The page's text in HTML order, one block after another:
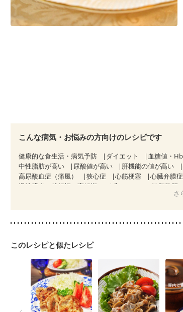
こんな病気・お悩みの方向けのレシピです
健康的な食生活・病気予防 ダイエット 血糖値・
中性脂肪が高い
尿酸値が高い 肝機能の値が高い
高尿酸血症（痛風）
狭心症 心筋梗塞 心臓弁膜症
慢性膵炎（移行期・寛解期）
非アルコール性脂肪肝
糖
妊婦健診・体重増加が気になる（初期）
妊婦健診・
産後（ミルク）
骨折
さ
このレシピと似たレシピ